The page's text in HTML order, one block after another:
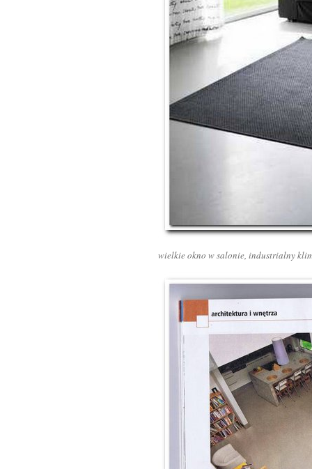
wielkie okno w salonie, industrialny